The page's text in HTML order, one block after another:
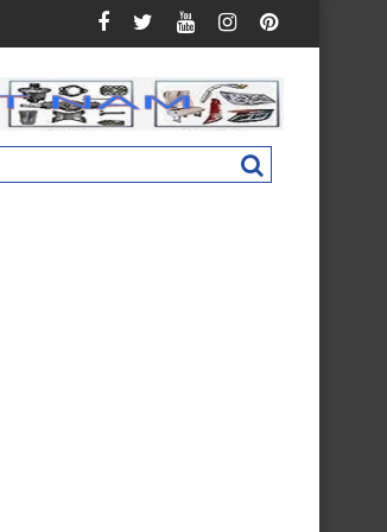
Nắp hộp cốp phụ táp lô Foton Ollin 500 New